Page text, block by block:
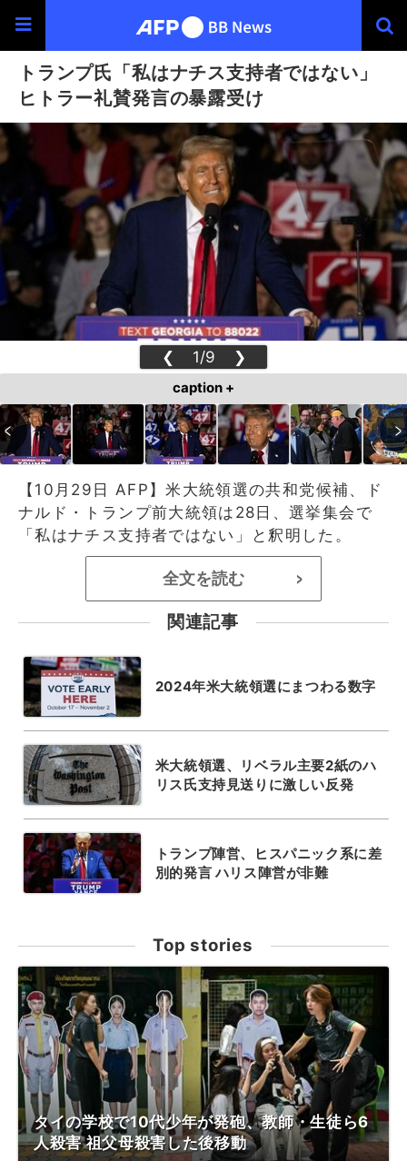
トランプ氏「私はナチス支持者ではない」
ヒトラー礼賛発言の暴露受け
❮ 1/9 ❯
caption +
【10月29日 AFP】米大統領選の共和党候補、ド
ナルド・トランプ前大統領は28日、選挙集会で
「私はナチス支持者ではない」と釈明した。
全文を読む >
関連記事
2024年米大統領選にまつわる数字
米大統領選、リベラル主要2紙のハ
リス氏支持見送りに激しい反発
トランプ陣営、ヒスパニック系に差
別的発言 ハリス陣営が非難
Top stories
タイの学校で10代少年が発砲、教師・生徒ら6
人殺害 祖父母殺害した後移動